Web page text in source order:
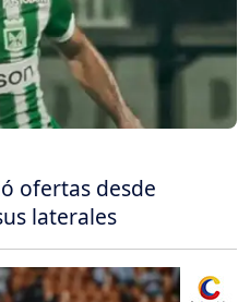
ofertas desde
laterales